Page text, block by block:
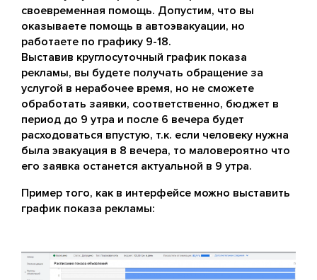
своевременная помощь. Допустим, что вы
оказываете помощь в автоэвакуации, но
работаете по графику 9-18.
Выставив круглосуточный график показа
рекламы, вы будете получать обращение за
услугой в нерабочее время, но не сможете
обработать заявки, соответственно, бюджет в
период до 9 утра и после 6 вечера будет
расходоваться впустую, т.к. если человеку нужна
была эвакуация в 8 вечера, то маловероятно что
его заявка останется актуальной в 9 утра.
Пример того, как в интерфейсе можно выставить
график показа рекламы: